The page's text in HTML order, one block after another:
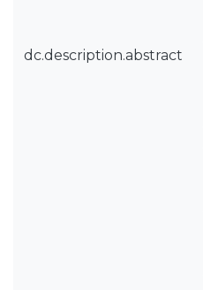
dc.description.abstract